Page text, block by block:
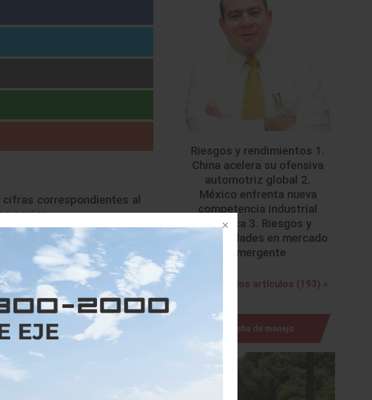
correspondientes al
socios.
224mil 225 unidades
con el cierre de 4T del
crecimiento del 9%. Sin
financiero con un 33.7%
Diaria es uno de los
debido al impacto que
a partir de Marzo
Riesgos y rendimientos 1.
China acelera su ofensiva
automotriz global 2.
México enfrenta nueva
competencia industrial
asiática 3. Riesgos y
oportunidades en mercado
emergente
Ver todos los artículos (193) »
Prueba de manejo